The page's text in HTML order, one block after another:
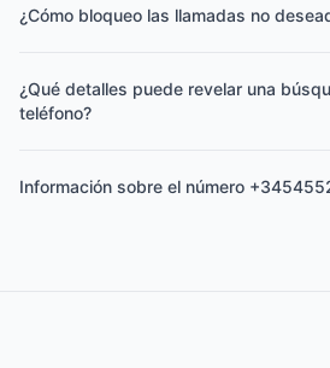
¿Cómo bloqueo las llamadas no
¿Qué detalles puede revelar una
teléfono?
Información sobre el número